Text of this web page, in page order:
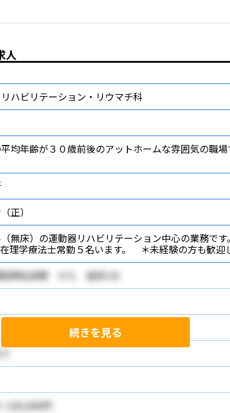
人
ハビリテーション・リウマチ科
均年齢が３０歳前後のアットホームな雰囲気の職
正）
無床）の運動器リハビリテーション中心の業務で
理学療法士常勤５名います。 ＊未経験の方も歓
神社前駅 から 徒歩1分
220,000円
続きを見る